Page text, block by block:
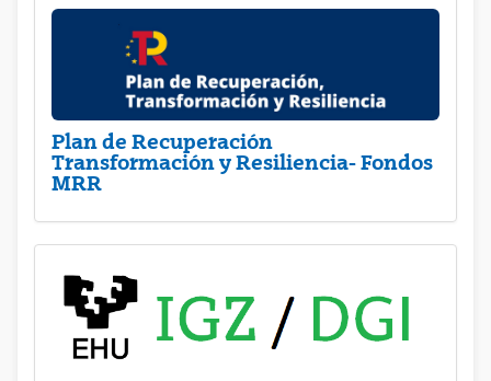
Plan de Recuperación
Transformación y Resiliencia- Fondos
MRR